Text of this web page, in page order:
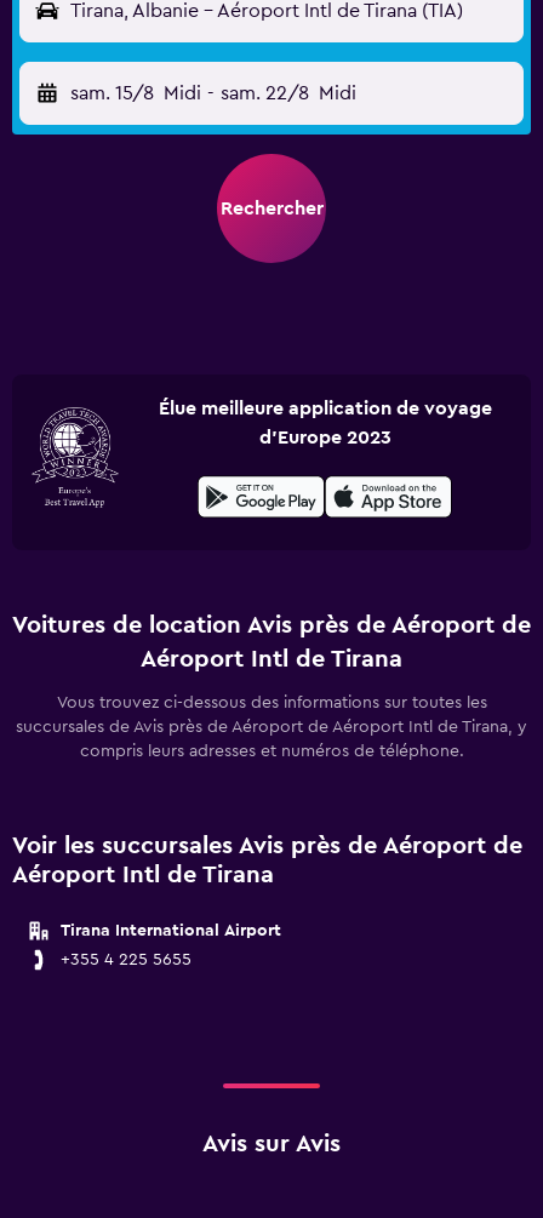
Tirana, Albanie - Aéroport Intl de Tirana (TIA)
sam. 15/8 Midi - sam. 22/8 Midi
Rechercher
Élue meilleure application de voyage
d'Europe 2023
Voitures de location Avis près de Aéroport de
Aéroport Intl de Tirana
Vous trouvez ci-dessous des informations sur toutes les
succursales de Avis près de Aéroport de Aéroport Intl de Tirana, y
compris leurs adresses et numéros de téléphone.
Voir les succursales Avis près de Aéroport de
Aéroport Intl de Tirana
Tirana International Airport
+355 4 225 5655
Avis sur Avis